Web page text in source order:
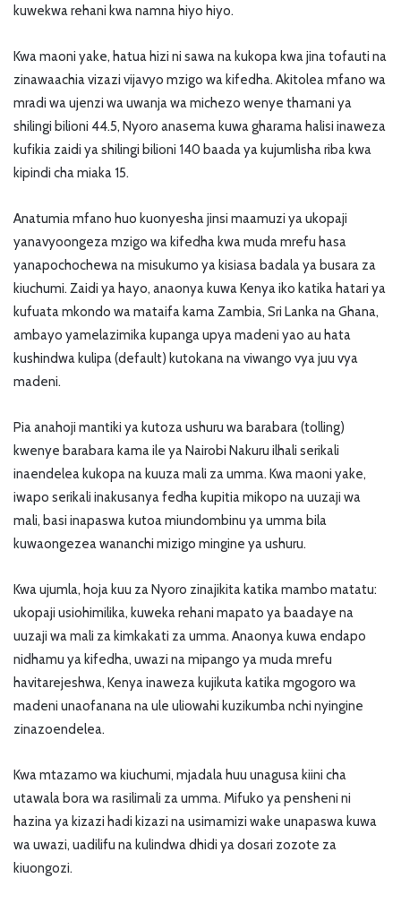
kuwekwa rehani kwa namna hiyo hiyo.
Kwa maoni yake, hatua hizi ni sawa na kukopa kwa jina tofauti na
zinawaachia vizazi vijavyo mzigo wa kifedha. Akitolea mfano wa
mradi wa ujenzi wa uwanja wa michezo wenye thamani ya
shilingi bilioni 44.5, Nyoro anasema kuwa gharama halisi inaweza
kufikia zaidi ya shilingi bilioni 140 baada ya kujumlisha riba kwa
kipindi cha miaka 15.
Anatumia mfano huo kuonyesha jinsi maamuzi ya ukopaji
yanavyoongeza mzigo wa kifedha kwa muda mrefu hasa
yanapochochewa na misukumo ya kisiasa badala ya busara za
kiuchumi. Zaidi ya hayo, anaonya kuwa Kenya iko katika hatari ya
kufuata mkondo wa mataifa kama Zambia, Sri Lanka na Ghana,
ambayo yamelazimika kupanga upya madeni yao au hata
kushindwa kulipa (default) kutokana na viwango vya juu vya
madeni.
Pia anahoji mantiki ya kutoza ushuru wa barabara (tolling)
kwenye barabara kama ile ya Nairobi Nakuru ilhali serikali
inaendelea kukopa na kuuza mali za umma. Kwa maoni yake,
iwapo serikali inakusanya fedha kupitia mikopo na uuzaji wa
mali, basi inapaswa kutoa miundombinu ya umma bila
kuwaongezea wananchi mizigo mingine ya ushuru.
Kwa ujumla, hoja kuu za Nyoro zinajikita katika mambo matatu:
ukopaji usiohimilika, kuweka rehani mapato ya baadaye na
uuzaji wa mali za kimkakati za umma. Anaonya kuwa endapo
nidhamu ya kifedha, uwazi na mipango ya muda mrefu
havitarejeshwa, Kenya inaweza kujikuta katika mgogoro wa
madeni unaofanana na ule uliowahi kuzikumba nchi nyingine
zinazoendelea.
Kwa mtazamo wa kiuchumi, mjadala huu unagusa kiini cha
utawala bora wa rasilimali za umma. Mifuko ya pensheni ni
hazina ya kizazi hadi kizazi na usimamizi wake unapaswa kuwa
wa uwazi, uadilifu na kulindwa dhidi ya dosari zozote za
kiuongozi.